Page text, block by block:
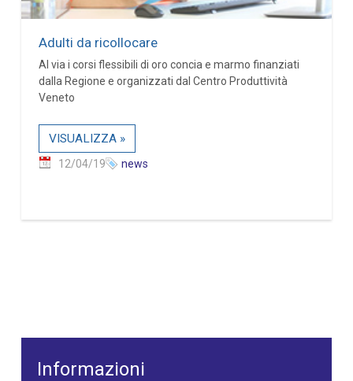
Adulti da ricollocare
Al via i corsi flessibili di oro concia e marmo finanziati
dalla Regione e organizzati dal Centro Produttività
Veneto
VISUALIZZA »
12/04/19 news
Informazioni